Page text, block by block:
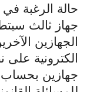
حالة الرغبة
جهاز ثالث
الجهازين
الكترونية
جهازين